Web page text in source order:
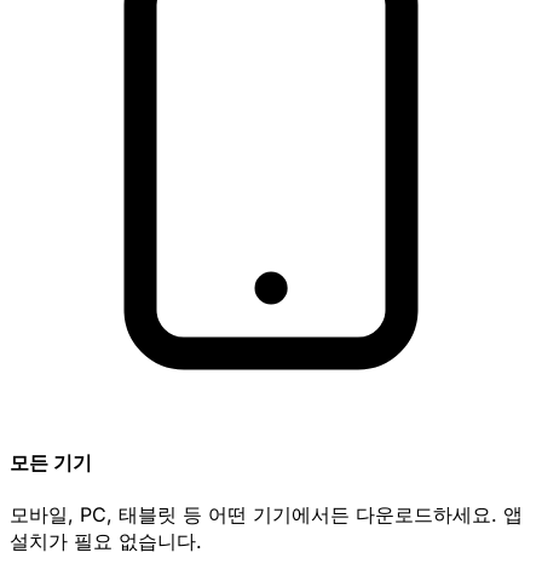
모든 기기
모바일, PC, 태블릿 등 어떤 기기에서든 다운로드하세요. 앱
설치가 필요 없습니다.